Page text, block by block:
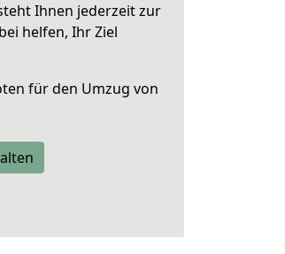
Ihnen jederzeit zur
helfen, Ihr Ziel
für den Umzug von